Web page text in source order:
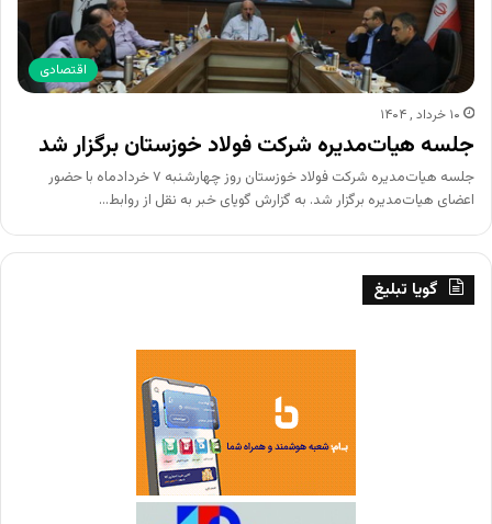
اقتصادی
۱۰ خرداد , ۱۴۰۴
جلسه هیات‌مدیره شرکت فولاد خوزستان برگزار شد
جلسه هیات‌مدیره شرکت فولاد خوزستان روز چهارشنبه ۷ خردادماه با حضور
اعضای هیات‌مدیره برگزار شد. به گزارش گویای خبر به نقل از روابط‌…
گویا تبلیغ